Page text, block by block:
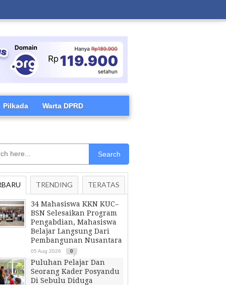
Pilkada Warta DPRD
Search
TRENDING TERATAS
34 Mahasiswa KKN KUC–
BSN Selesaikan Program
Pengabdian, Mahasiswa
Belajar Langsung Dari
Pembangunan Nusantara
05 Aug 2026 0
Puluhan Pelajar Dan
Seorang Kader Posyandu
Di Sebulu Diduga